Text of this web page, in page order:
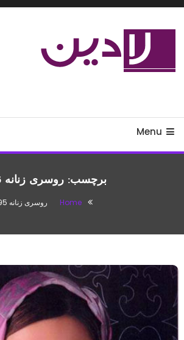
Skip
Menu
برچسب:روسری زنانه 95
Home روسری زنانه 95